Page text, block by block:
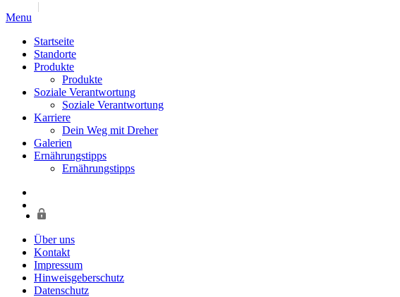
Jump to navigation
Menu
Startseite
Standorte
Produkte
Produkte
Soziale Verantwortung
Soziale Verantwortung
Karriere
Dein Weg mit Dreher
Galerien
Ernährungstipps
Ernährungstipps
Über uns
Kontakt
Impressum
Hinweisgeberschutz
Datenschutz